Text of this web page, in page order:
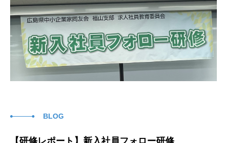
BLOG
【研修レポート】新入社員フォロー研修